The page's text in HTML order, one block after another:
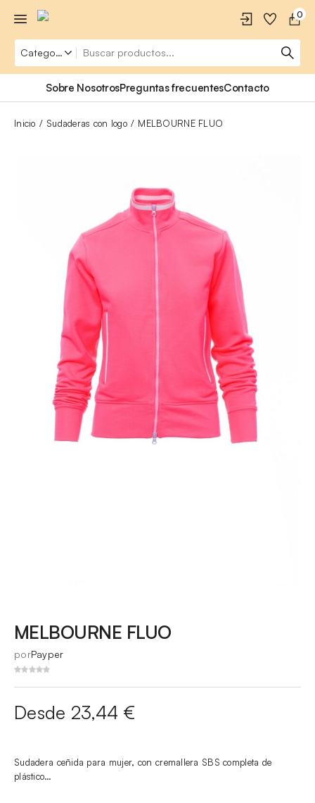
0
Sobre NosotrosPreguntas frecuentesContacto
Inicio Sudaderas con logo MELBOURNE FLUO
MELBOURNE FLUO
porPayper
Desde 23,44 €
Sudadera ceñida para mujer, con cremallera SBS completa de
plástico…